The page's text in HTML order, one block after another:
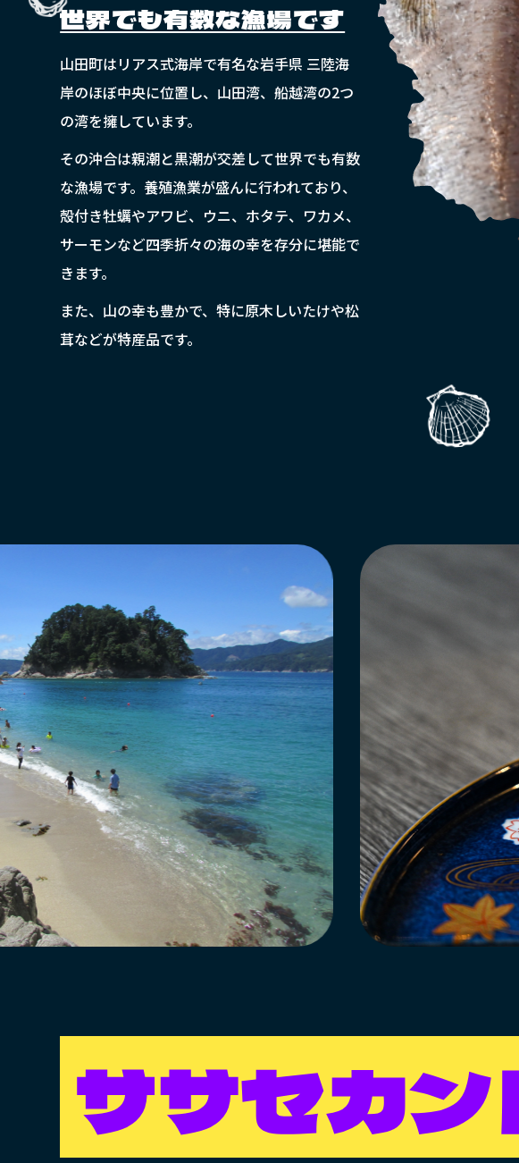
世界でも有数な漁場です
山田町はリアス式海岸で有名な岩手県 三陸海
岸のほぼ中央に位置し、山田湾、船越湾の2つ
の湾を擁しています。
その沖合は親潮と黒潮が交差して世界でも有数
な漁場です。養殖漁業が盛んに行われており、
殻付き牡蠣やアワビ、ウニ、ホタテ、ワカメ、
サーモンなど四季折々の海の幸を存分に堪能で
きます。
また、山の幸も豊かで、特に原木しいたけや松
茸などが特産品です。